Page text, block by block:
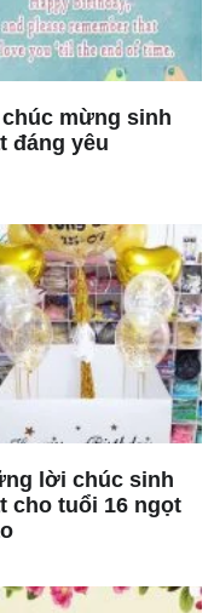
mừng sinh
đáng yêu
lời chúc sinh
cho tuổi 16 ngọt